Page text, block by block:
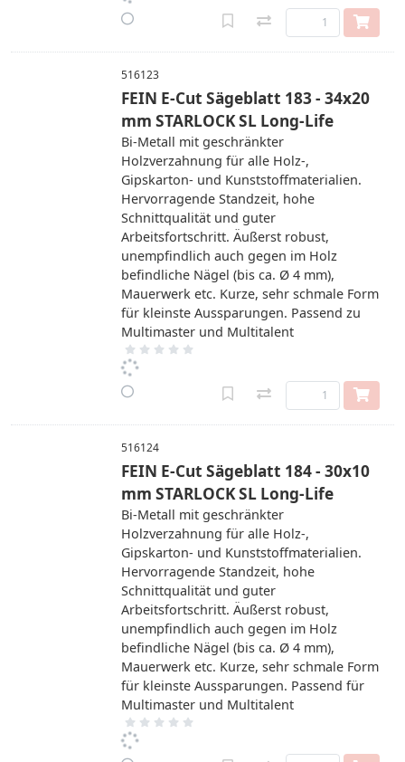
516123
FEIN E-Cut Sägeblatt 183 - 34x20
mm STARLOCK SL Long-Life
Bi-Metall mit geschränkter
Holzverzahnung für alle Holz-,
Gipskarton- und Kunststoffmaterialien.
Hervorragende Standzeit, hohe
Schnittqualität und guter
Arbeitsfortschritt. Äußerst robust,
unempfindlich auch gegen im Holz
befindliche Nägel (bis ca. Ø 4 mm),
Mauerwerk etc. Kurze, sehr schmale Form
für kleinste Aussparungen. Passend zu
Multimaster und Multitalent
516124
FEIN E-Cut Sägeblatt 184 - 30x10
mm STARLOCK SL Long-Life
Bi-Metall mit geschränkter
Holzverzahnung für alle Holz-,
Gipskarton- und Kunststoffmaterialien.
Hervorragende Standzeit, hohe
Schnittqualität und guter
Arbeitsfortschritt. Äußerst robust,
unempfindlich auch gegen im Holz
befindliche Nägel (bis ca. Ø 4 mm),
Mauerwerk etc. Kurze, sehr schmale Form
für kleinste Aussparungen. Passend für
Multimaster und Multitalent